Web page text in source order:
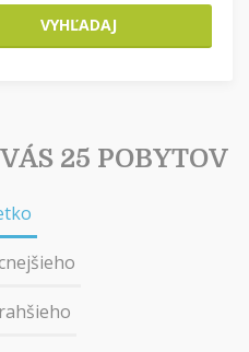
VYHĽADAJ
25 POBYTOV